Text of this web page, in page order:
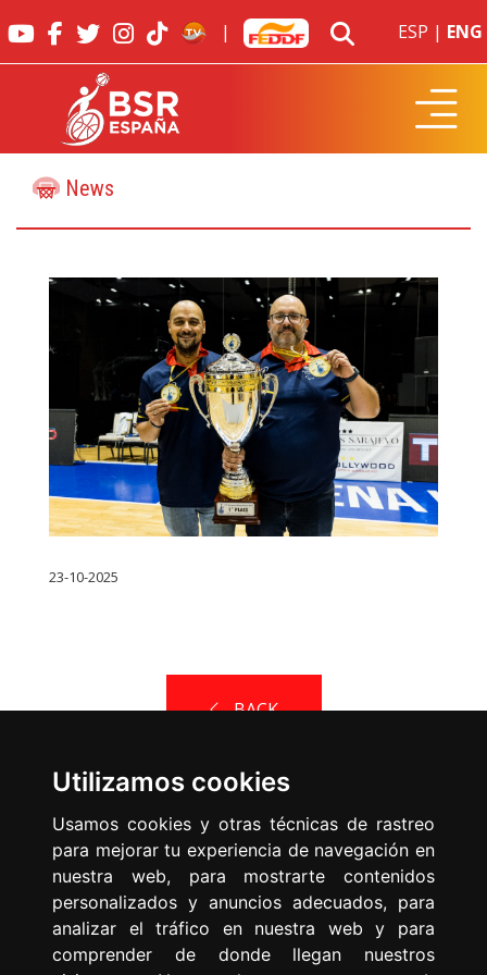
Utilizamos cookies
Usamos cookies y otras técnicas de rastreo
para mejorar tu experiencia de navegación en
nuestra web, para mostrarte contenidos
personalizados y anuncios adecuados, para
analizar el tráfico en nuestra web y para
comprender de donde llegan nuestros
| ESP | ENG
News
23-10-2025
BACK
Spanish Federation of Sports
for People with Physical